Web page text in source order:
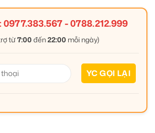
0977.383.567-0788.212.999
từ7:00 đến22:00 mỗi ngày)